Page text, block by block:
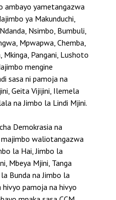
ambayo yametangazwa
ya Makunduchi,
Nsimbo, Bumbuli,
Mpwapwa, Chemba,
Mkinga, Pangani, Lushoto
mengine
sasa ni pamoja na
Geita Vijijini, Ilemela
na Jimbo la Lindi Mjini.
Demokrasia na
majimbo waliotangazwa
la Hai, Jimbo la
Mbeya Mjini, Tanga
Bunda na Jimbo la
hivyo pamoja na hivyo